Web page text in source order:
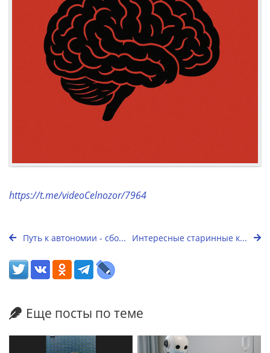
https://t.me/videoCelnozor/7964
Путь к автономии - сбо... Интересные старинные к...
Еще посты по теме